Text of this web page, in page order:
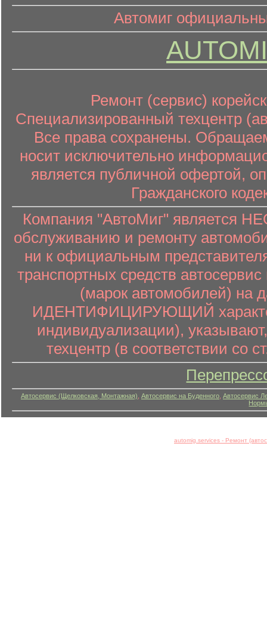
информационный контент
Автомиг
Ремонт (сервис)
Специализированный техцентр
Все права сохранены.
носит исключительно
является публичной офертой,
Гражданского
Компания "АвтоМиг" является
обслуживанию и ремонту
ни к официальным
транспортных средств
(марок автомобилей) на
ИДЕНТИФИЦИРУЮЩИЙ характер
индивидуализации),
техцентр (в соответствии со
Автосервис (Щелковская, Монтажная) Автосервис на Буденного Автосервис
automig.services - Ремонт